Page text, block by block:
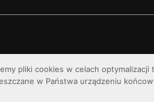
pliki cookies w celach
w Państwa urządzeniu